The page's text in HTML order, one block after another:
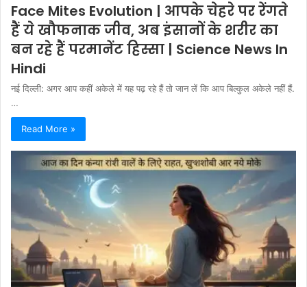
Face Mites Evolution | आपके चेहरे पर रेंगते
हैं ये खौफनाक जीव, अब इंसानों के शरीर का
बन रहे हैं परमानेंट हिस्सा | Science News In
Hindi
नई दिल्ली: अगर आप कहीं अकेले में यह पढ़ रहे हैं तो जान लें कि आप बिल्कुल अकेले नहीं हैं.
…
Read More »